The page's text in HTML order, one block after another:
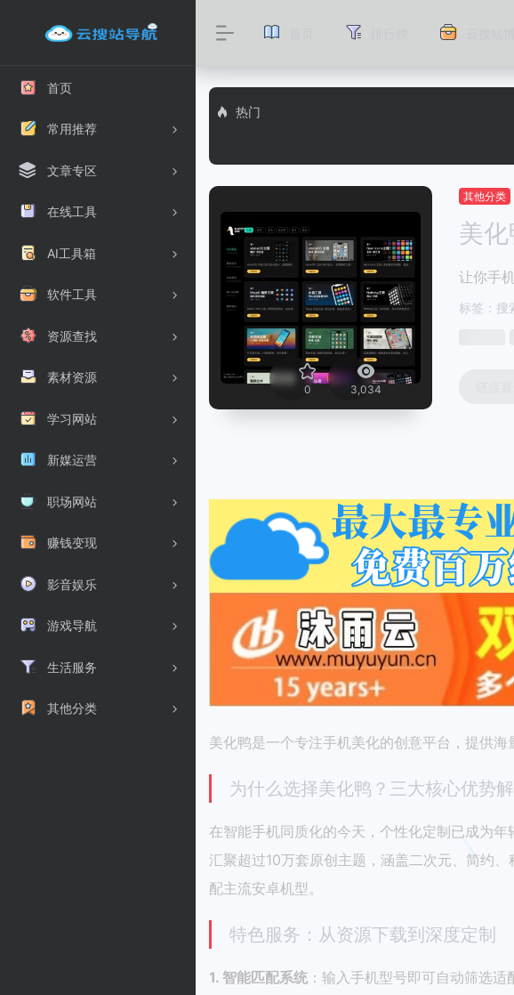
首页
常用推荐
文章专区
在线工具
AI工具箱
软件工具
资源查找
素材资源
学习网站
新媒运营
职场网站
赚钱变现
影音娱乐
游戏导航
生活服务
其他分类
热门
0 3,034
其他分类
美
让你手
标签： 搜
美化鸭是一个专注手机美化的创意平台，提供
为什么选择美化鸭？三大核心优势
在智能手机同质化的今天，个性化定制已成为
汇聚超过10万套原创主题，涵盖二次元、简约
配主流安卓机型。
特色服务：从资源下载到深度定制
1. 智能匹配系统 ：输入手机型号即可自动筛选